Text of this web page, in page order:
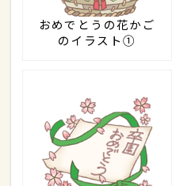
おめでとうの花かご
のイラスト①